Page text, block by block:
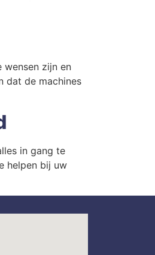
wensen zijn en
dat de machines
in gang te
helpen bij uw